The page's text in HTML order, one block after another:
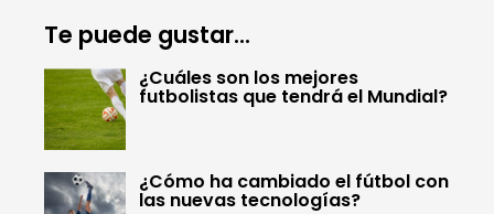
Te puede gustar...
¿Cuáles son los mejores
futbolistas que tendrá el Mundial?
¿Cómo ha cambiado el fútbol con
las nuevas tecnologías?